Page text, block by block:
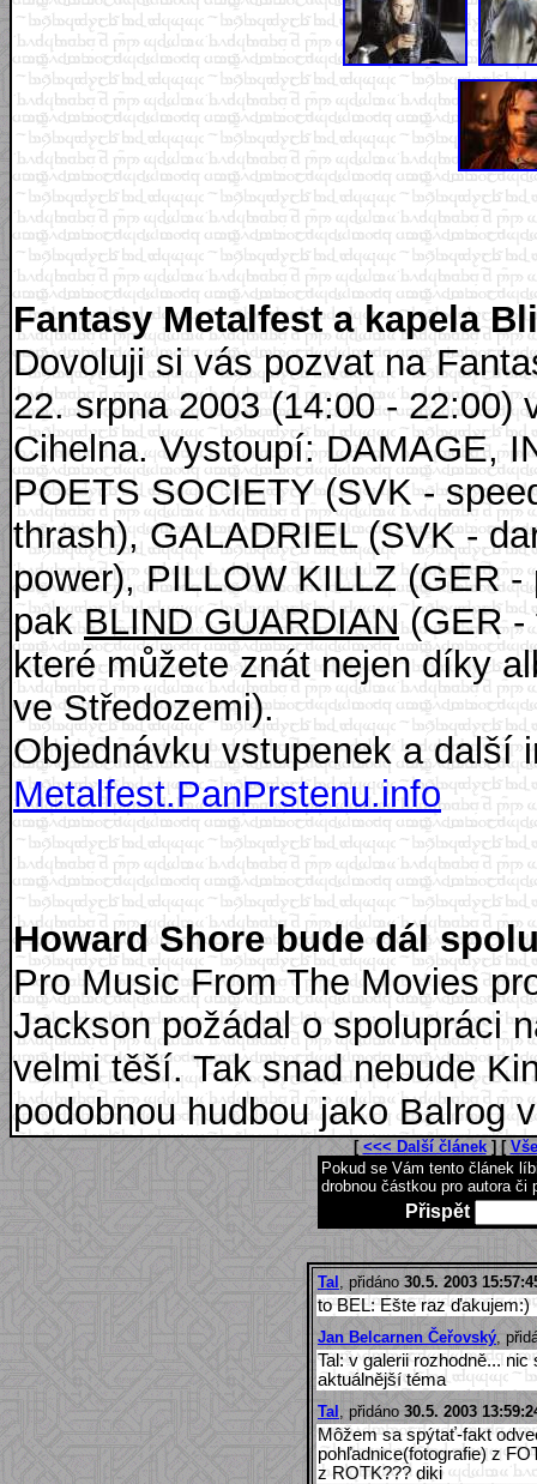
Fantasy Metalfest a kapela
Dovoluji si vás pozvat na
22. srpna 2003 (14:00 - 22:00)
Cihelna. Vystoupí: DAMAGE,
POETS SOCIETY (SVK -
thrash), GALADRIEL (SVK -
power), PILLOW KILLZ (GER
pakBLIND GUARDIAN(GER -
které můžete znát nejen díky
ve Středozemi).
Objednávku vstupenek a další
Metalfest.PanPrstenu.info
Howard Shore bude dál
Pro Music From The Movies
Jackson požádal o spolupráci
velmi těší. Tak snad nebude
podobnou hudbou jako Balrog
[ <<< Další článek] [
Pokud se Vám tento článek
drobnou částkou pro autora či
Přispět
Tal , přidáno 30.5. 2003
to BEL: Ešte raz ďakujem:)
Jan Belcarnen Čeřovský ,
Tal: v galerii rozhodně...
aktuálnější téma
Tal , přidáno 30.5. 2003
Môžem sa spýtať-fakt
pohľadnice(fotografie) z
z ROTK??? diki